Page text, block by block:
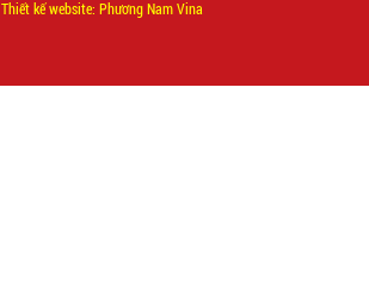
Thiết kế website: Phương Nam Vina